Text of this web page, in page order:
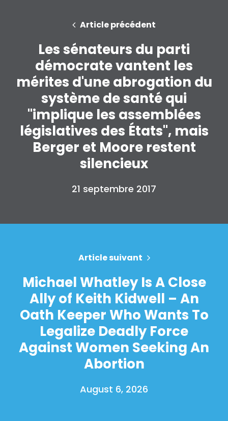
Article précédent
Les sénateurs du parti
démocrate vantent les
mérites d'une abrogation du
système de santé qui
"implique les assemblées
législatives des États", mais
Berger et Moore restent
silencieux
21 septembre 2017
Article suivant
Michael Whatley Is A Close
Ally of Keith Kidwell – An
Oath Keeper Who Wants To
Legalize Deadly Force
Against Women Seeking An
Abortion
August 6, 2026